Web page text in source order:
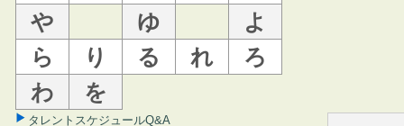
や
ゆ
よ
ら
り る れ
ろ
わ
を
タレントスケジュールQ&A